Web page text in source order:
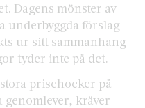
Dagens mönster av
underbyggda förslag
ur sitt sammanhang
tyder inte på det.
prischocker på
genomlever, kräver